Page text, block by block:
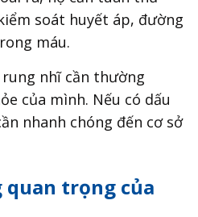
soát huyết áp, đường
máu.
nhĩ cần thường
của mình. Nếu có dấu
nhanh chóng đến cơ sở
quan trọng của